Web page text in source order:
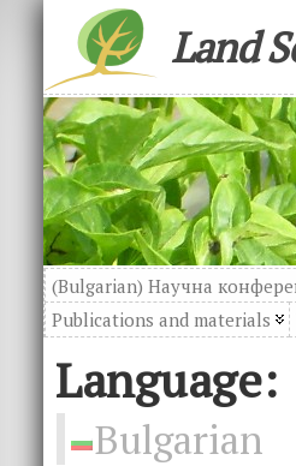
Land
(Bulgarian) Научна
Publications and materials
Language:
Bulgarian